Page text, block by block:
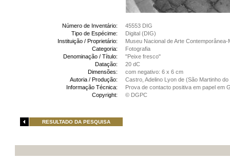
Número de Inventário:
45553 DIG
Tipo de Espécime:
Digital (DIG)
Instituição / Proprietário:
Museu Nacional de Arte Contemporânea-
Categoria:
Fotografia
Denominação / Título:
"Peixe fresco"
Datação:
20 dC
Dimensões:
com negativo: 6 x 6 cm
Autoria / Produção:
Castro, Adelino Lyon de (São Martinho
Informação Técnica:
Prova de contacto positiva em papel em
Copyright:
© DGPC
RESULTADO DA PESQUISA